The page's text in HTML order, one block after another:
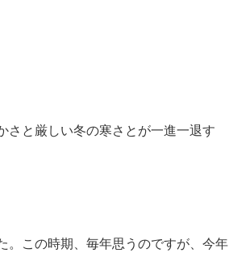
さと厳しい冬の寒さとが一進一退す
。この時期、毎年思うのですが、今年